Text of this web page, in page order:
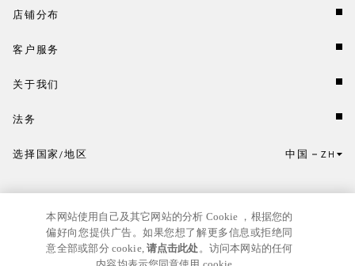
店铺分布
客户服务
关于我们
法务
点击此处选择国家/地区和语言。
选择国家/地区 中国 ZH
本网站使用自己及其它网站的分析 Cookie ，根据您的
偏好向您提供广告。如果您想了解更多信息或拒绝同
意全部或部分 cookie,请点击此处。访问本网站的任何